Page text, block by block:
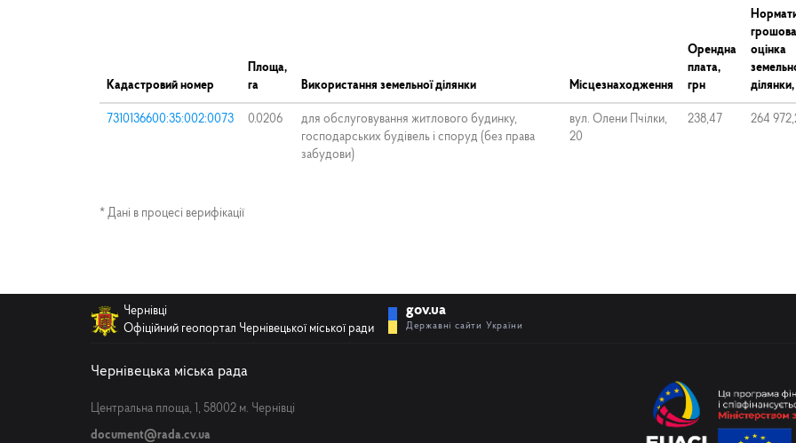
Кадастровий номер
Площа,
га
Використання земельної ділянки Місцезнаходження
Орендна
плата,
грн
грошова
оцінка
7310136600:35:002:0073 0.0206
для обслуговування житлового будинку,
господарських будівель і споруд (без права
забудови)
вул. Олени Пчілки,
20
238,47 264
* Дані в процесі верифікації
Чернівці
Офіційний геопортал Чернівецької міської ради
gov.ua
Державні сайти України
Чернівецька міська рада
Центральна площа, 1, 58002 м. Чернівці
document@rada.cv.ua